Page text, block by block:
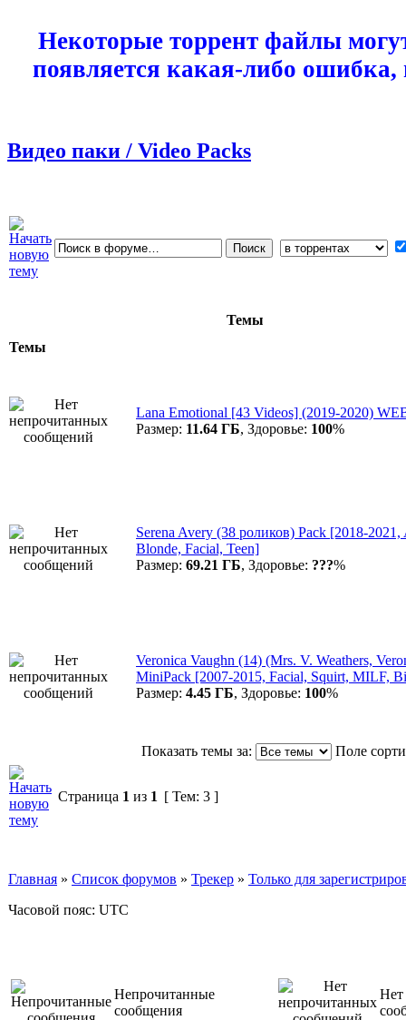
Некоторые торрент файлы
появляется какая-либо
Видео паки / Video Packs
Темы
Темы
Lana Emotional [43 Videos] (2019-2020)
Размер: 11.64 ГБ, Здоровье: 100%
Serena Avery (38 роликов) Pack [2018-2021,
Blonde, Facial, Teen]
Размер: 69.21 ГБ, Здоровье: ???%
Veronica Vaughn (14) (Mrs. V. Weathers,
MiniPack [2007-2015, Facial, Squirt, MILF,
Размер: 4.45 ГБ, Здоровье: 100%
Показать темы за: Поле
Страница 1 из 1 [ Тем: 3 ]
Главная » Список форумов » Трекер » Только для
Часовой пояс: UTC
Непрочитанные
сообщения
Нет